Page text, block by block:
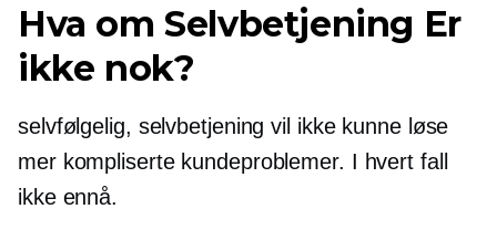
Hva omSelvbetjening Er
ikke nok?
selvfølgelig, selvbetjening vil ikke kunne løse
mer kompliserte kundeproblemer. I hvert fall
ikke ennå.